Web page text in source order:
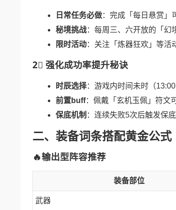
日常任务必做：完成「每日悬赏」
秘境挑战：每周三、六开放的「幻
限时活动：关注「炼器狂欢」等活
2⃣ 强化成功率提升秘诀
时辰选择：游戏内时间未时（
前置buff：佩戴「玄机玉佩」符文
保底机制 ：连续失败5次后触发保
二、装备词条搭配黄金公式
🔥输出型阵容推荐
装备部位
武器